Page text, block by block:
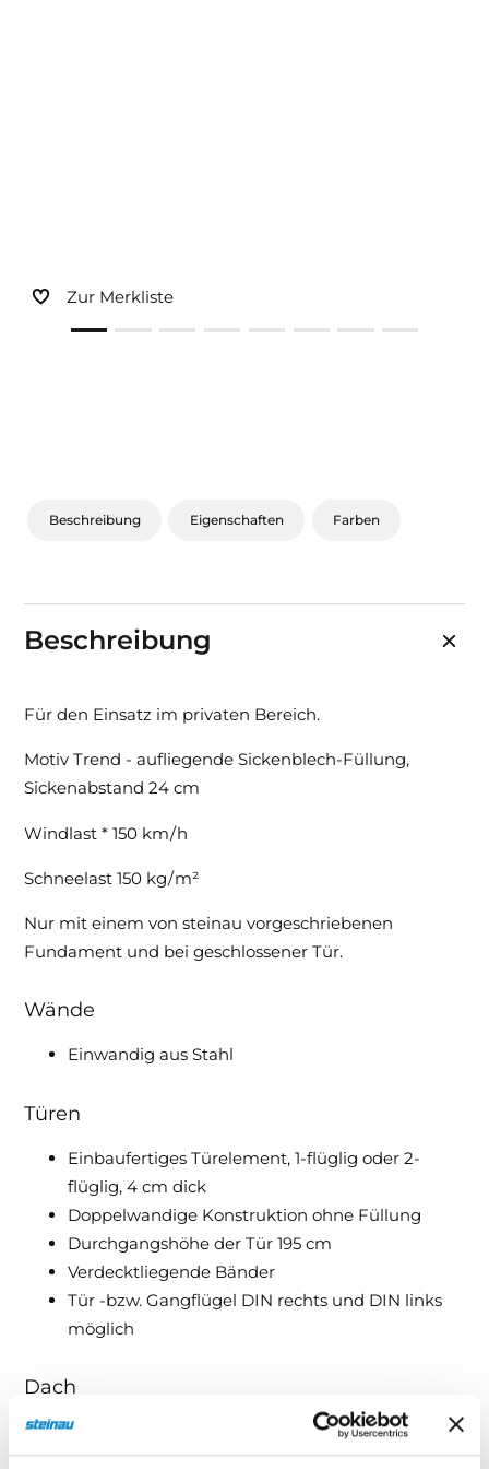
Zur Merkliste
Beschreibung Eigenschaften Farben
Beschreibung
Für den Einsatz im privaten Bereich.
Motiv Trend - aufliegende Sickenblech-Füllung,
Sickenabstand 24 cm
Windlast * 150 km / h
Schneelast 150 kg / m²
Nur mit einem von steinau vorgeschriebenen
Fundament und bei geschlossener Tür.
Wände
Einwandig aus Stahl
Türen
Einbaufertiges Türelement, 1-flüglig oder 2-
flüglig, 4 cm dick
Doppelwandige Konstruktion ohne Füllung
Durchgangshöhe der Tür 195 cm
Verdecktliegende Bänder
Tür -bzw. Gangflügel DIN rechts und DIN links
möglich
Dach
Dachkomponente einwandig aus Stahl
Dachbleche gesickt